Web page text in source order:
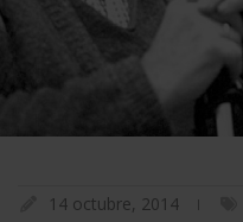
14 octubre, 2014